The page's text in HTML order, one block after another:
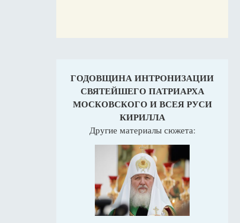
ГОДОВЩИНА ИНТРОНИЗАЦИИ
СВЯТЕЙШЕГО ПАТРИАРХА
МОСКОВСКОГО И ВСЕЯ РУСИ
КИРИЛЛА
Другие материалы сюжета: